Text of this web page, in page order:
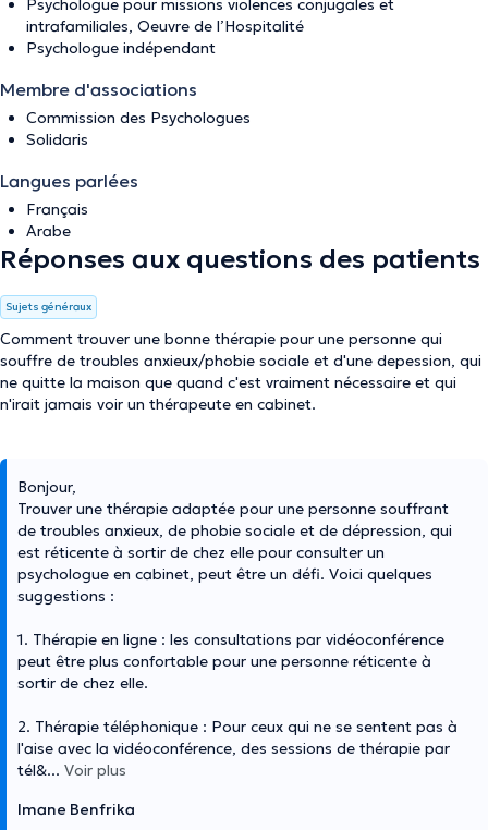
Psychologue pour missions violences conjugales et
intrafamiliales, Oeuvre de l’Hospitalité
Psychologue indépendant
Membre d'associations
Commission des Psychologues
Solidaris
Langues parlées
Français
Arabe
Réponses aux questions des patients
Sujets généraux
Comment trouver une bonne thérapie pour une personne qui
souffre de troubles anxieux/phobie sociale et d'une depession, qui
ne quitte la maison que quand c'est vraiment nécessaire et qui
n'irait jamais voir un thérapeute en cabinet.
Bonjour,
Trouver une thérapie adaptée pour une personne souffrant
de troubles anxieux, de phobie sociale et de dépression, qui
est réticente à sortir de chez elle pour consulter un
psychologue en cabinet, peut être un défi. Voici quelques
suggestions :
1. Thérapie en ligne : les consultations par vidéoconférence
peut être plus confortable pour une personne réticente à
sortir de chez elle.
2. Thérapie téléphonique : Pour ceux qui ne se sentent pas à
l'aise avec la vidéoconférence, des sessions de thérapie par
tél&... Voir plus
Imane Benfrika